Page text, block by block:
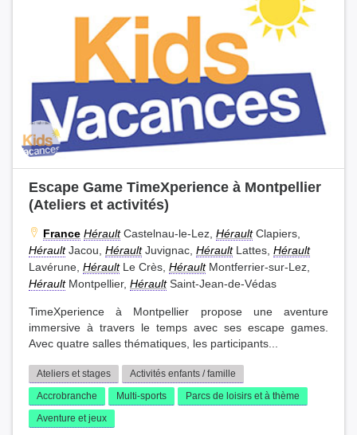
Escape Game TimeXperience à Montpellier
(Ateliers et activités)
France HéraultCastelnau-le-Lez, HéraultClapiers,
HéraultJacou, HéraultJuvignac, HéraultLattes, Hérault
Lavérune, HéraultLe Crès, HéraultMontferrier-sur-Lez,
HéraultMontpellier, HéraultSaint-Jean-de-Védas
TimeXperience à Montpellier propose une aventure
immersive à travers le temps avec ses escape games.
Avec quatre salles thématiques, les participants...
Ateliers et stages
Activités enfants / famille
Accrobranche
Multi-sports
Parcs de loisirs et à thème
Aventure et jeux